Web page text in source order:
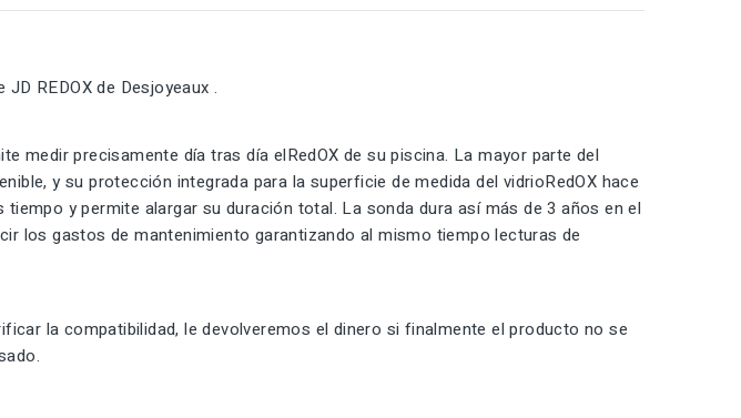
REDOX de Desjoyeaux .
medir precisamente día tras día elRedOX de su piscina. La mayor parte del
y su protección integrada para la superficie de medida del vidrioRedOX hace
y permite alargar su duración total. La sonda dura así más de 3 años en el
los gastos de mantenimiento garantizando al mismo tiempo lecturas de
la compatibilidad, le devolveremos el dinero si finalmente el producto no se